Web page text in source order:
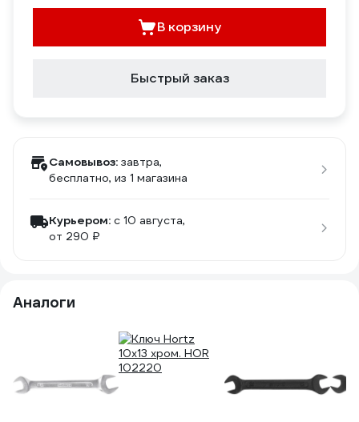
В корзину
Быстрый заказ
Самовывоз: завтра,
бесплатно, из 1 магазина
Курьером: c 10 августа,
от 290 ₽
Аналоги